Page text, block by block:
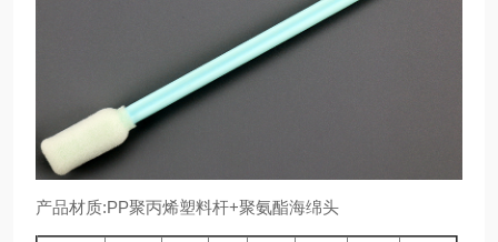
产品材质:PP聚丙烯塑料杆+聚氨酯海绵头